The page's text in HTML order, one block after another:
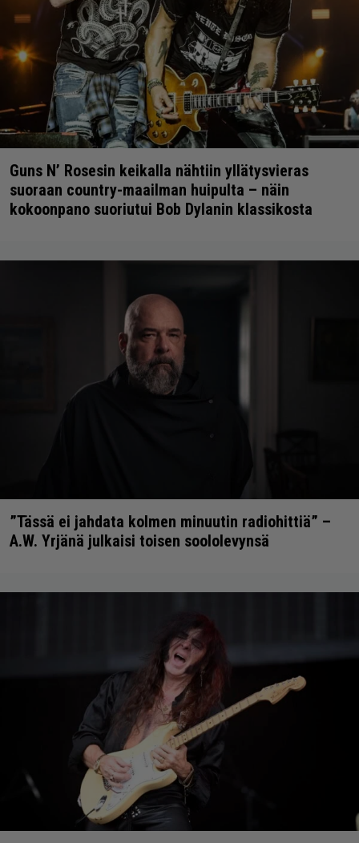
Guns N’ Rosesin keikalla nähtiin yllätysvieras
suoraan country-maailman huipulta – näin
kokoonpano suoriutui Bob Dylanin klassikosta
”Tässä ei jahdata kolmen minuutin radiohittiä” –
A.W. Yrjänä julkaisi toisen soololevynsä